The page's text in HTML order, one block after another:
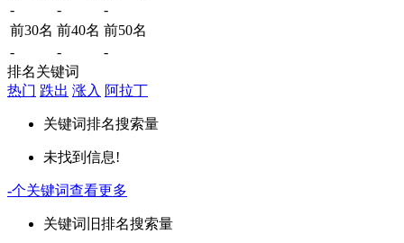
-
-
-
前30名 前40名 前50名
-
-
-
排名关键词
热门 跌出 涨入 阿拉丁
关键词排名搜索量
未找到信息!
-个关键词查看更多
关键词 旧排名搜索量